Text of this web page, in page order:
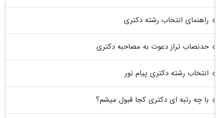
راهنمای انتخاب رشته دکتری
حدنصاب تراز دعوت به مصاحبه دکتری
انتخاب رشته دکتری پیام نور
با چه رتبه ای دکتری کجا قبول میشم؟